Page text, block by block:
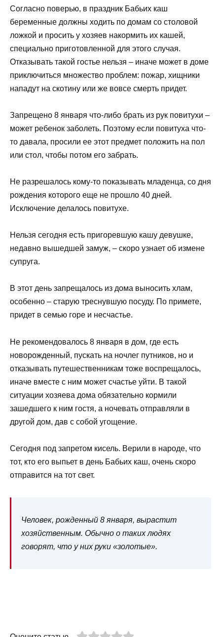
Согласно поверью, в праздник Бабьих каш
беременные должны ходить по домам со столовой
ложкой и просить у хозяев накормить их кашей,
специально приготовленной для этого случая.
Отказывать такой гостье нельзя – иначе может в доме
приключиться множество проблем: пожар, хищники
нападут на скотину или же вовсе смерть придет.
Запрещено 8 января что-либо брать из рук повитухи –
может ребенок заболеть. Поэтому если повитуха что-
то давала, просили ее этот предмет положить на пол
или стол, чтобы потом его забрать.
Не разрешалось кому-то показывать младенца, со дня
рождения которого еще не прошло 40 дней.
Исключение делалось повитухе.
Нельзя сегодня есть пригоревшую кашу девушке,
недавно вышедшей замуж, – скоро узнает об измене
супруга.
В этот день запрещалось из дома выносить хлам,
особенно – старую треснувшую посуду. По примете,
придет в семью горе и несчастье.
Не рекомендовалось 8 января в дом, где есть
новорожденный, пускать на ночлег путников, но и
отказывать путешественникам тоже воспрещалось,
иначе вместе с ним может счастье уйти. В такой
ситуации хозяева дома обязательно кормили
зашедшего к ним гостя, а ночевать отправляли в
другой дом, дав с собой угощение.
Сегодня под запретом кисель. Верили в народе, что
тот, кто его выпьет в день Бабьих каш, очень скоро
отправится на тот свет.
Человек, рожденный 8 января, вырастит
хозяйственным. Обычно о таких людях
говорят, что у них руки «золотые».